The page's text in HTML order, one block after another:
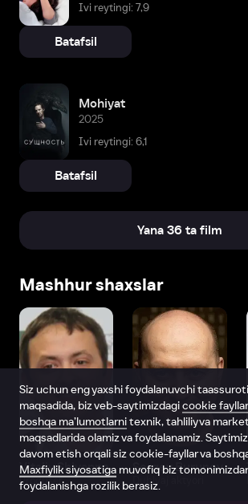
Ivi reytingi: 7,9
Batafsil
Mohiyat
2025
Ivi reytingi: 6,1
Batafsil
Yana 36 ta film
Mashhur shaxslar
Vitaliy Shlyappo
Produser
Sergey Burunov
Dublyaj aktyori
Siz uchun eng yaxshi foydalanuvchi
maqsadida, biz veb-saytimizdagicookie
boshqa ma’lumotlarnitexnik, tahliliy va
maqsadlarida olamiz va foydalanamiz.
davom etish orqali siz cookie-fayllar va
Maxfiylik siyosatiga muvofiq biz
foydalanishga rozilik berasiz.